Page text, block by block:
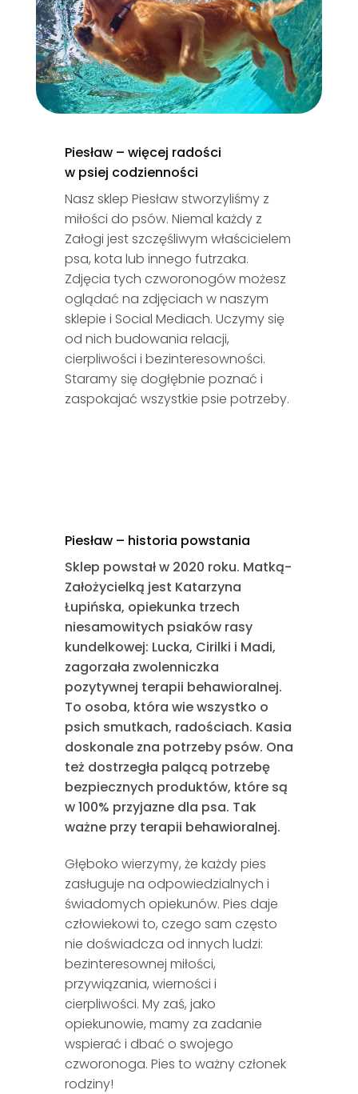
Piesław – więcej radości
w psiej codzienności
Nasz sklep Piesław stworzyliśmy z
miłości do psów. Niemal każdy z
Załogi jest szczęśliwym właścicielem
psa, kota lub innego futrzaka.
Zdjęcia tych czworonogów możesz
oglądać na zdjęciach w naszym
sklepie i Social Mediach. Uczymy się
od nich budowania relacji,
cierpliwości i bezinteresowności.
Staramy się dogłębnie poznać i
zaspokajać wszystkie psie potrzeby.
Piesław – historia powstania
Sklep powstał w 2020 roku. Matką-
Założycielką jest Katarzyna
Łupińska, opiekunka trzech
niesamowitych psiaków rasy
kundelkowej: Lucka, Cirilki i Madi,
zagorzała zwolenniczka
pozytywnej terapii behawioralnej.
To osoba, która wie wszystko o
psich smutkach, radościach. Kasia
doskonale zna potrzeby psów. Ona
też dostrzegła palącą potrzebę
bezpiecznych produktów, które są
w 100% przyjazne dla psa. Tak
ważne przy terapii behawioralnej.
Głęboko wierzymy, że każdy pies
zasługuje na odpowiedzialnych i
świadomych opiekunów. Pies daje
człowiekowi to, czego sam często
nie doświadcza od innych ludzi:
bezinteresownej miłości,
przywiązania, wierności i
cierpliwości. My zaś, jako
opiekunowie, mamy za zadanie
wspierać i dbać o swojego
czworonoga. Pies to ważny członek
rodziny!